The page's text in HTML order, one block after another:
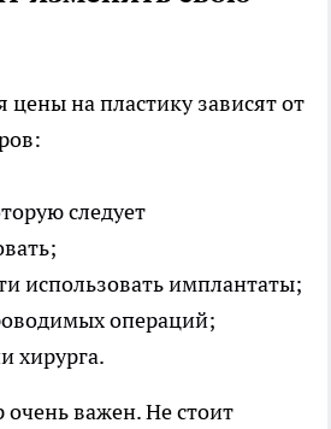
цены на пластику зависят от
следует
использовать имплантаты;
операций;
хирурга.
важен. Не стоит